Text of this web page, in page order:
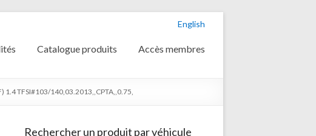
English
Catalogue produits Accès membres
1.4 TFSI#103/140,03.2013,,CPTA,,0.75,
Rechercher un produit par véhicule